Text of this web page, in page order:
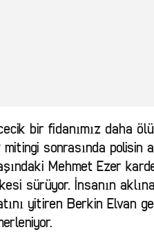
bir fidanımız daha
mitingi sonrasında polisin
Mehmet Ezer
sürüyor. İnsanın
yitiren Berkin Elvan